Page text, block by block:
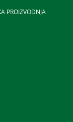
PROIZVODNJA